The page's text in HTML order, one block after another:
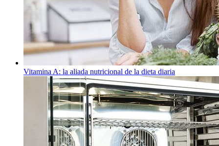
Vitamina A: la aliada nutricional de la dieta diaria